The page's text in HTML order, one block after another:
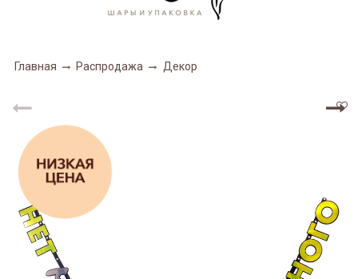
Главная Распродажа Декор